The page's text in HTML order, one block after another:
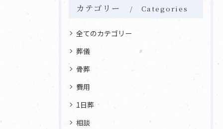
カテゴリー Categories
全てのカテゴリー
葬儀
骨葬
費用
1日葬
相談